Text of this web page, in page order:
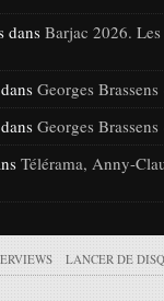
dans Barjac 2026.
Georges
Georges
Télérama, Anny-
LANCER DE